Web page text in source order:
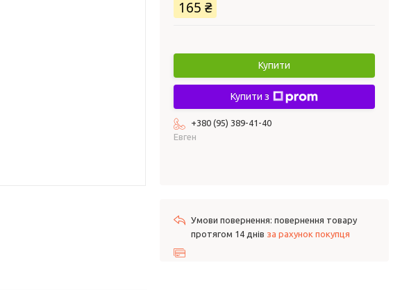
165 ₴
Купити
Купити з
+380 (95) 389-41-40
Евген
повернення товару
протягом 14 днів за рахунок покупця